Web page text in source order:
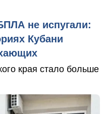
не испугали:
Кубани
края стало больше